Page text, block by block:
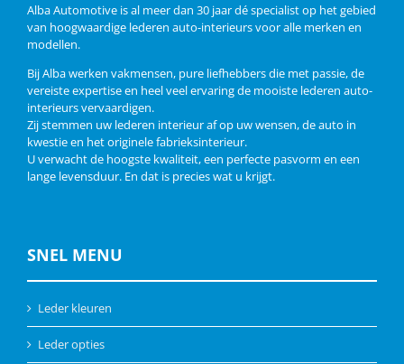
Alba Automotive is al meer dan 30 jaar dé specialist op het gebied
van hoogwaardige lederen auto-interieurs voor alle merken en
modellen.
Bij Alba werken vakmensen, pure liefhebbers die met passie, de
vereiste expertise en heel veel ervaring de mooiste lederen auto-
interieurs vervaardigen.
Zij stemmen uw lederen interieur af op uw wensen, de auto in
kwestie en het originele fabrieksinterieur.
U verwacht de hoogste kwaliteit, een perfecte pasvorm en een
lange levensduur. En dat is precies wat u krijgt.
SNEL MENU
Leder kleuren
Leder opties